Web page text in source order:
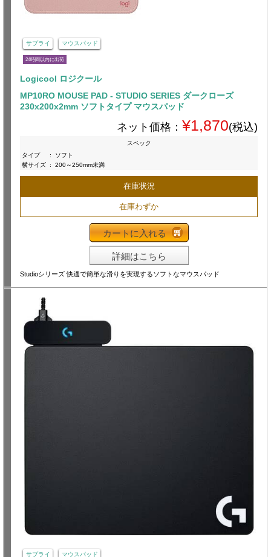
サプライ マウスパッド
24時間以内に出荷
Logicool ロジクール
MP10RO MOUSE PAD - STUDIO SERIES ダークローズ
230x200x2mm ソフトタイプ マウスパッド
ネット価格： ¥1,870(税込)
スペック
タイプ
:
ソフト
横サイズ : 200～250mm未満
在庫状況
在庫わずか
カートに入れる
詳細はこちら
Studioシリーズ 快適で簡単な滑りを実現するソフトなマウスパッド
サプライ マウスパッド